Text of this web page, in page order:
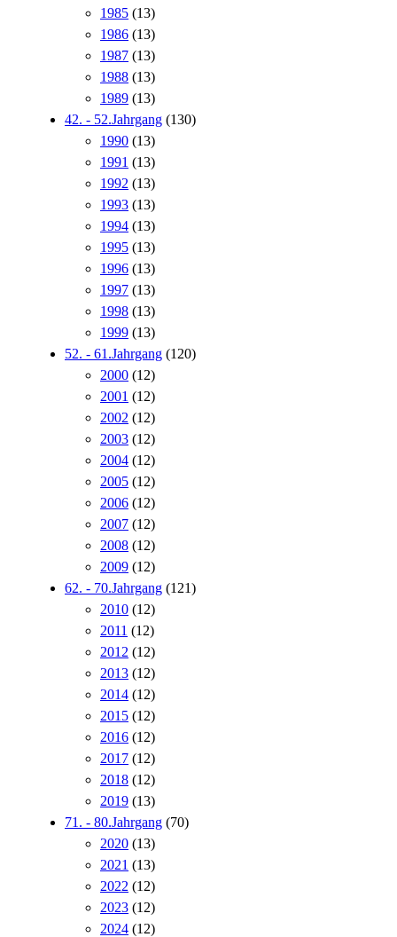
1985 (13)
1986 (13)
1987 (13)
1988 (13)
1989 (13)
42. - 52.Jahrgang (130)
1990 (13)
1991 (13)
1992 (13)
1993 (13)
1994 (13)
1995 (13)
1996 (13)
1997 (13)
1998 (13)
1999 (13)
52. - 61.Jahrgang (120)
2000 (12)
2001 (12)
2002 (12)
2003 (12)
2004 (12)
2005 (12)
2006 (12)
2007 (12)
2008 (12)
2009 (12)
62. - 70.Jahrgang (121)
2010 (12)
2011 (12)
2012 (12)
2013 (12)
2014 (12)
2015 (12)
2016 (12)
2017 (12)
2018 (12)
2019 (13)
71. - 80.Jahrgang (70)
2020 (13)
2021 (13)
2022 (12)
2023 (12)
2024 (12)